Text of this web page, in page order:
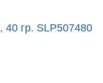
40 гр. SLP507480